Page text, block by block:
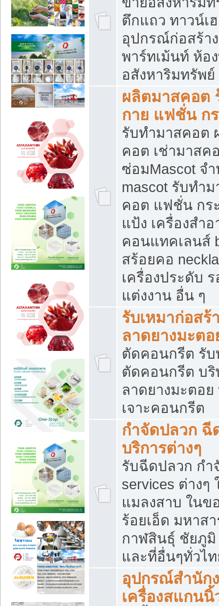
ตึกแถว ทาวน์เ
อุปกรณ์ก่อสร้า
พาร์ทเม้นท์ ห้อ
อสังหาริมทรัพ
ผลิตมาสคอต
กาย แฟชั่น กร
รับทำมาสคอต
คอต เช่ามาสค
ซ่อมMascot จ
mascot รับทำ
คอต แฟชั่น กระ
แป้ง เครื่องสำ
คอนแทคเลนส์
สร้อยคอ
เครื่องประดับ ร
แต่งงาน อื่น ๆ
รับเหมาก่อส
ลาดยางมะต
ตัดคอนกรีต รับ
ตัดคอนกรีต บริ
ลาดยางมะตอ
เจาะคอนกรีต
กำจัดปลวก ฉี
บริการต่างๆ
รับฉีดปลวก กำ
services ต่าง
แมลงสาบ ใน
ร้อยเอ็ด มหาส
กาฬสินธุ์ ชัยภู
และที่อื่นๆทั่วไ
อุปกรณ์สำนัก
เครื่องสแกนนิ้